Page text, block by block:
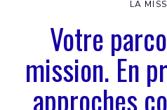
LA
Votre
mission. En
approches